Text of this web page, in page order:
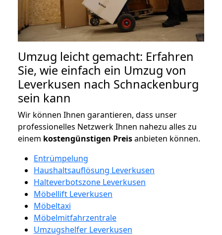
Umzug leicht gemacht: Erfahren
Sie, wie einfach ein Umzug von
Leverkusen nach Schnackenburg
sein kann
Wir können Ihnen garantieren, dass unser
professionelles Netzwerk Ihnen nahezu alles zu
einem kostengünstigen Preisanbieten können.
Entrümpelung
Haushaltsauflösung Leverkusen
Halteverbotszone Leverkusen
Möbellift Leverkusen
Möbeltaxi
Möbelmitfahrzentrale
Umzugshelfer Leverkusen